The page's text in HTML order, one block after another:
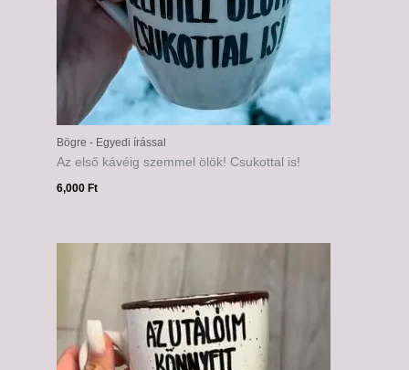
Bögre - Egyedi írással
Az első kávéig szemmel ölök! Csukottal is!
6,000 Ft